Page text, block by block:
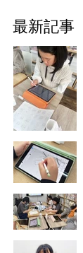
最新記事